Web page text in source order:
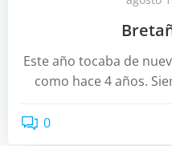
Este año tocaba de
como hace 4 años.
0